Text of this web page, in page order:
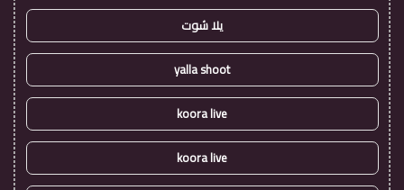
يلا شوت
yalla shoot
koora live
koora live